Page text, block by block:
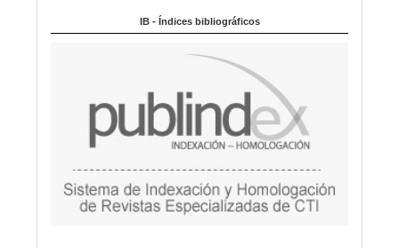
m
IB - Índices bibliográficos